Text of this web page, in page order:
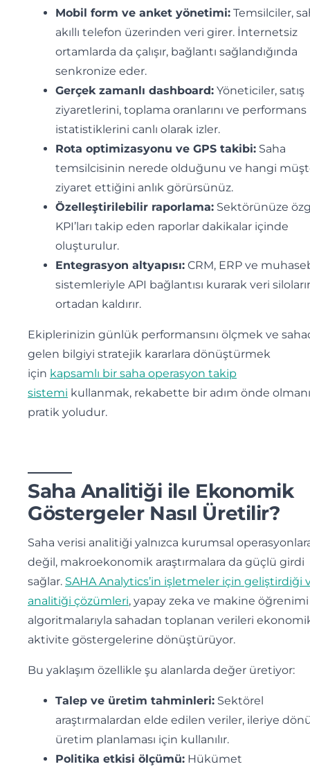
Mobil form ve anket yönetimi: Temsilciler,
akıllı telefon üzerinden veri girer. İnternetsiz
ortamlarda da çalışır, bağlantı sağlandığında
senkronize eder.
Gerçek zamanlı dashboard: Yöneticiler, satış
ziyaretlerini, toplama oranlarını ve performans
istatistiklerini canlı olarak izler.
Rota optimizasyonu ve GPS takibi: Saha
temsilcisinin nerede olduğunu ve hangi
ziyaret ettiğini anlık görürsünüz.
Özelleştirilebilir raporlama: Sektörünüze
KPI’ları takip eden raporlar dakikalar içinde
oluşturulur.
Entegrasyon altyapısı: CRM, ERP ve
sistemleriyle API bağlantısı kurarak veri
ortadan kaldırır.
Ekiplerinizin günlük performansını ölçmek ve
gelen bilgiyi stratejik kararlara dönüştürmek
için kapsamlı bir saha operasyon takip
sistemi kullanmak, rekabette bir adım önde
pratik yoludur.
Saha Analitiği ile Ekonomik
Göstergeler Nasıl Üretilir?
Saha verisi analitiği yalnızca kurumsal
değil, makroekonomik araştırmalara da güçlü girdi
sağlar. SAHA Analytics’in işletmeler için geliştirdiği
analitiği çözümleri, yapay zeka ve makine öğrenimi
algoritmalarıyla sahadan toplanan verileri
aktivite göstergelerine dönüştürüyor.
Bu yaklaşım özellikle şu alanlarda değer üretiyor:
Talep ve üretim tahminleri: Sektörel
araştırmalardan elde edilen veriler, ileriye
üretim planlaması için kullanılır.
Politika etkisi ölçümü: Hükümet